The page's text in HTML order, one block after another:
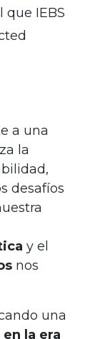
que IEBS
a una
la
desafíos
y el
nos
una
en la era